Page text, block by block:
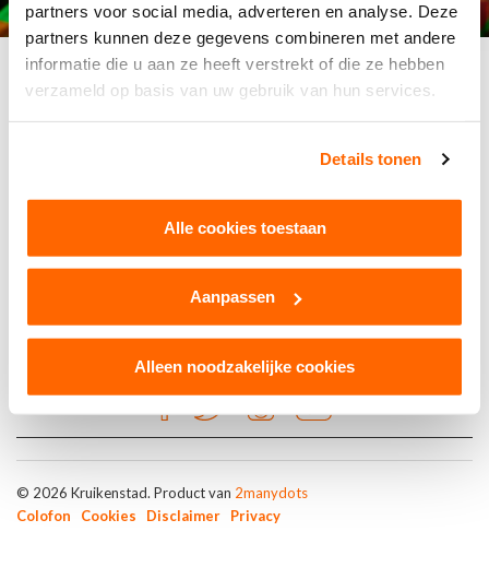
partners voor social media, adverteren en analyse. Deze
partners kunnen deze gegevens combineren met andere
informatie die u aan ze heeft verstrekt of die ze hebben
verzameld op basis van uw gebruik van hun services.
Details tonen
Alle cookies toestaan
Aanpassen
Alleen noodzakelijke cookies
© 2026 Kruikenstad. Product van 2manydots
Colofon
Cookies Disclaimer Privacy